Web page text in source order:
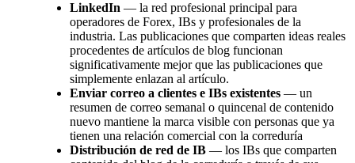
LinkedIn — la red profesional principal para
operadores de Forex, IBs y profesionales de la
industria. Las publicaciones que comparten ideas reales
procedentes de artículos de blog funcionan
significativamente mejor que las publicaciones que
simplemente enlazan al artículo.
Enviar correo a clientes e IBs existentes — un
resumen de correo semanal o quincenal de contenido
nuevo mantiene la marca visible con personas que ya
tienen una relación comercial con la correduría
Distribución de red de IB — los IBs que comparten